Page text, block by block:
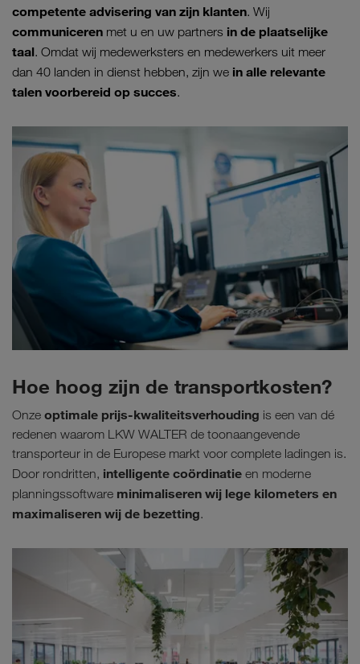
competente advisering van zijn klanten. Wij
communiceren met u en uw partners in de plaatselijke
taal. Omdat wij medewerksters en medewerkers uit meer
dan 40 landen in dienst hebben, zijn we in alle relevante
talen voorbereid op succes.
Hoe hoog zijn de transportkosten?
Onze optimale prijs-kwaliteitsverhouding is een van dé
redenen waarom LKW WALTER de toonaangevende
transporteur in de Europese markt voor complete ladingen is.
Door rondritten, intelligente coördinatie en moderne
planningssoftware minimaliseren wij lege kilometers en
maximaliseren wij de bezetting.